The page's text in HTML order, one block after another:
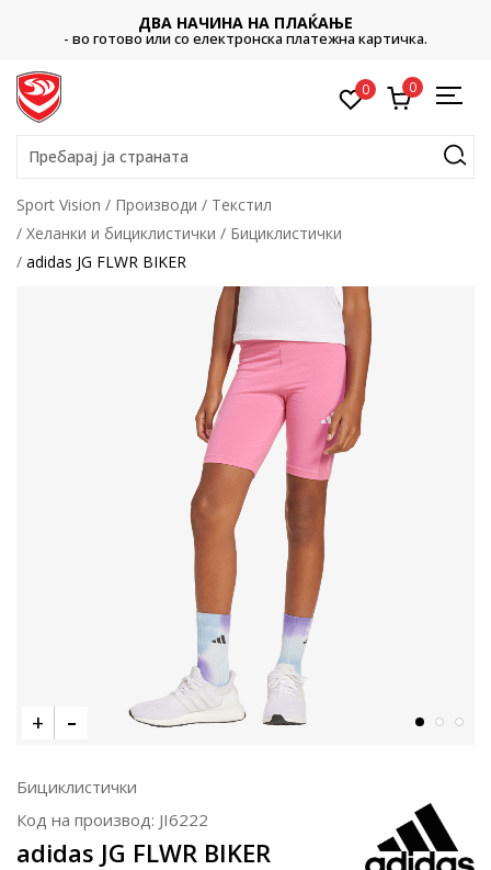
ДВА НАЧИНА НА ПЛАЌАЊЕ
- во готово или со електронска платежна картичка.
0 0
Пребарај ја страната
Sport Vision Производи
Текстил
Хеланки и бициклистички
Бициклистички
adidas JG FLWR BIKER
Бициклистички
Код на производ: JI6222
adidas JG FLWR BIKER